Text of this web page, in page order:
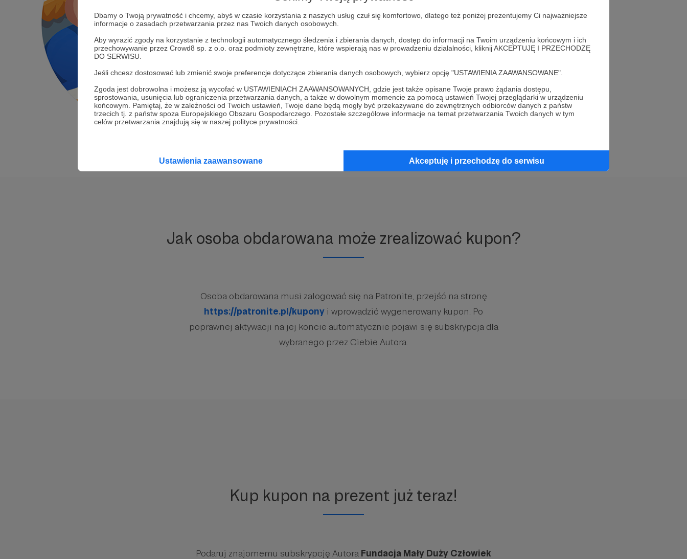
Dbamy o Twoją prywatność i chcemy, abyś w czasie korzystania z naszych usług czuł się komfortowo, dlatego też poniżej prezentujemy Ci najważniejsze
informacje o zasadach przetwarzania przez nas Twoich danych osobowych.
Aby wyrazić zgody na korzystanie z technologii automatycznego śledzenia i zbierania danych, dostęp do informacji na Twoim urządzeniu końcowym i ich
przechowywanie przez Crowd8 sp. z o.o. oraz podmioty zewnętrzne, które wspierają nas w prowadzeniu działalności, kliknij AKCEPTUJĘ I PRZECHODZĘ
DO SERWISU.
Jeśli chcesz dostosować lub zmienić swoje preferencje dotyczące zbierania danych osobowych, wybierz opcję "USTAWIENIA ZAAWANSOWANE".
Zgoda jest dobrowolna i możesz ją wycofać w USTAWIENIACH ZAAWANSOWANYCH, gdzie jest także opisane Twoje prawo żądania dostępu,
sprostowania, usunięcia lub ograniczenia przetwarzania danych, a także w dowolnym momencie za pomocą ustawień Twojej przeglądarki w urządzeniu
końcowym. Pamiętaj, że w zależności od Twoich ustawień, Twoje dane będą mogły być przekazywane do zewnętrznych odbiorców danych z państw
trzecich tj. z państw spoza Europejskiego Obszaru Gospodarczego. Pozostałe szczegółowe informacje na temat przetwarzania Twoich danych w tym
celów przetwarzania znajdują się w naszej polityce prywatności.
Ustawienia zaawansowane Akceptuję i przechodzę do serwisu
Kup kupon podarunkowy
2 Opłać wsparcie za pomocą przelewu.
3 Prześlij wygenerowany kupon do swojego znajomego!
Jak osoba obdarowana może zrealizować kupon?
Osoba obdarowana musi zalogować się na Patronite, przejść na stronę
https://patronite.pl/kupony i wprowadzić wygenerowany kupon. Po
poprawnej aktywacji na jej koncie automatycznie pojawi się subskrypcja dla
wybranego przez Ciebie Autora.
Kup kupon na prezent już teraz!
Podaruj znajomemu subskrypcję Autora Fundacja Mały Duży Człowiek